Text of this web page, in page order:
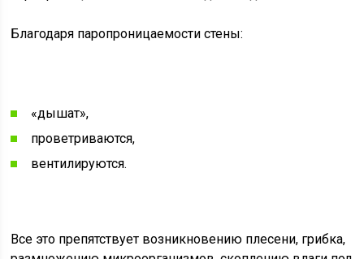
Благодаря паропроницаемости стены:
«дышат»,
проветриваются,
вентилируются.
Все это препятствует возникновению плесени, грибка,